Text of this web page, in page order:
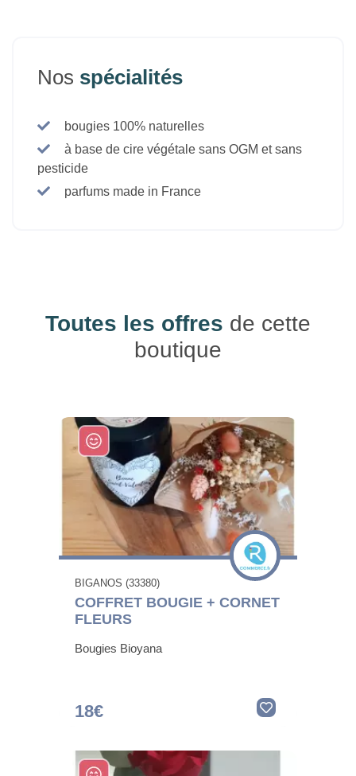
Nos spécialités
bougies 100% naturelles
à base de cire végétale sans OGM et sans
pesticide
parfums made in France
Toutes les offres de cette
boutique
BIGANOS (33380)
COFFRET BOUGIE + CORNET
FLEURS
Bougies Bioyana
18€